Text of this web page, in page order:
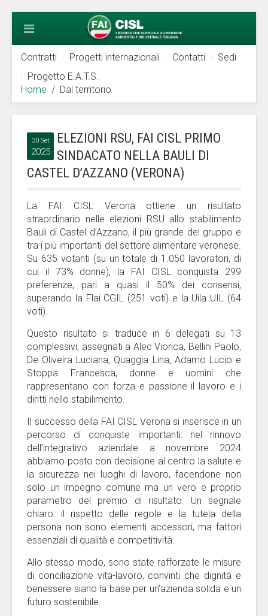
Contratti Progetti internazionali Contatti
Sedi
Progetto E.A.T.S.
Home
Dal territorio
30 Set
2025
ELEZIONI RSU, FAI CISL PRIMO
SINDACATO NELLA BAULI DI
CASTEL D’AZZANO (VERONA)
La FAI CISL Verona ottiene un risultato
straordinario nelle elezioni RSU allo stabilimento
Bauli di Castel d’Azzano, il più grande del gruppo e
tra i più importanti del settore alimentare veronese.
Su 635 votanti (su un totale di 1.050 lavoratori, di
cui il 73% donne), la FAI CISL conquista 299
preferenze, pari a quasi il 50% dei consensi,
superando la Flai CGIL (251 voti) e la Uila UIL (64
voti).
Questo risultato si traduce in 6 delegati su 13
complessivi, assegnati a Alec Viorica, Bellini Paolo,
De Oliveira Luciana, Quaggia Lina, Adamo Lucio e
Stoppa Francesca, donne e uomini che
rappresentano con forza e passione il lavoro e i
diritti nello stabilimento.
Il successo della FAI CISL Verona si inserisce in un
percorso di conquiste importanti: nel rinnovo
dell’integrativo aziendale a novembre 2024
abbiamo posto con decisione al centro la salute e
la sicurezza nei luoghi di lavoro, facendone non
solo un impegno comune ma un vero e proprio
parametro del premio di risultato. Un segnale
chiaro: il rispetto delle regole e la tutela della
persona non sono elementi accessori, ma fattori
essenziali di qualità e competitività.
Allo stesso modo, sono state rafforzate le misure
di conciliazione vita-lavoro, convinti che dignità e
benessere siano la base per un’azienda solida e un
futuro sostenibile.